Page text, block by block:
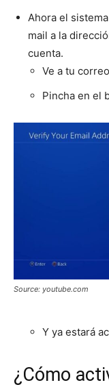
Ahora el
mail a la
cuenta.
Ve a tu
Pincha en el
Source: youtube.com
Y ya estará
¿Cómo